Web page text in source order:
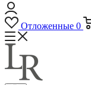
Отложенные 0